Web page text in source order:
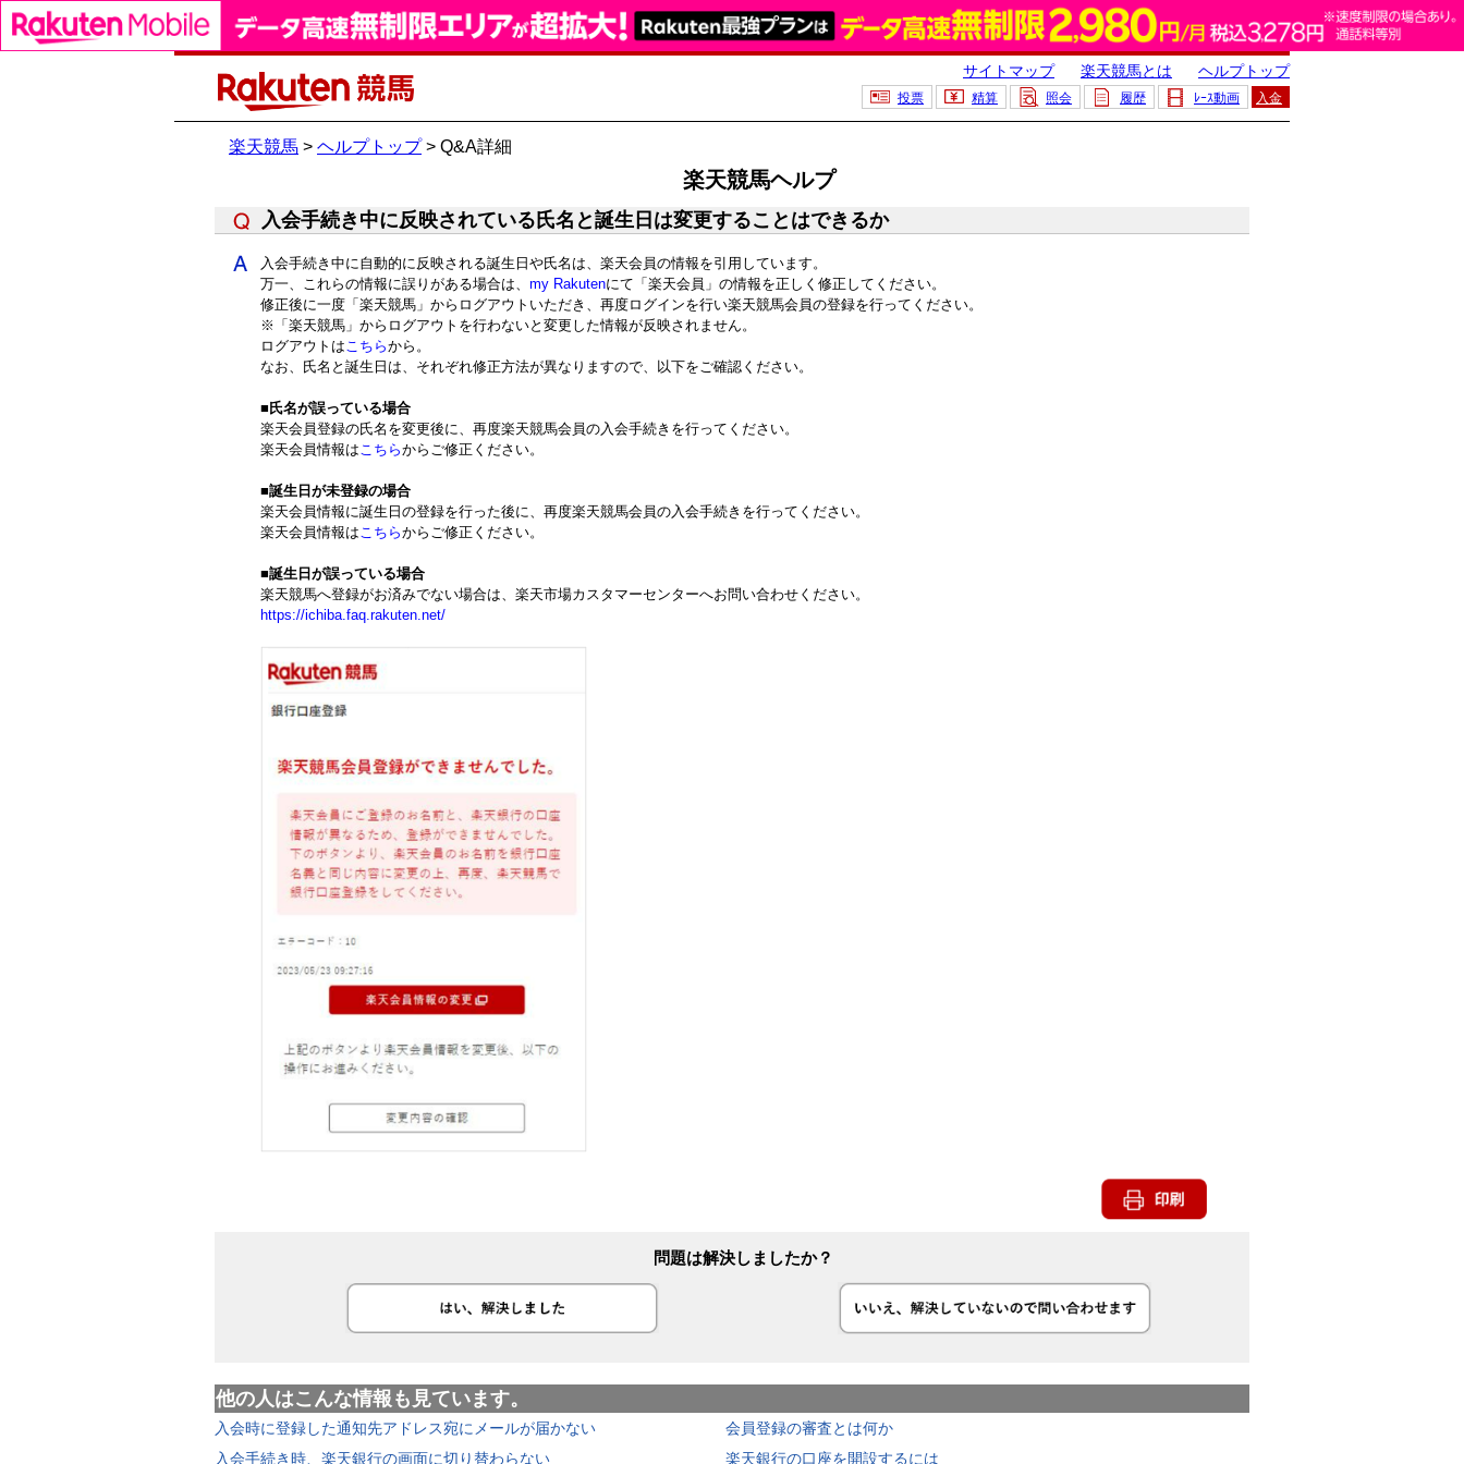
サイトマップ 楽天競馬とは ヘルプトップ
投票 精算 照会 履歴 ﾚｰｽ動画 入金
楽天競馬 > ヘルプトップ> Q&A詳細
楽天競馬ヘルプ
入会手続き中に反映されている氏名と誕生日は変更することはできるか
入会手続き中に自動的に反映される誕生日や氏名は、楽天会員の情報を引用しています。
万一、これらの情報に誤りがある場合は、 my Rakutenにて「楽天会員」の情報を正しく修正してください。
修正後に一度「楽天競馬」からログアウトいただき、再度ログインを行い楽天競馬会員の登録を行ってください。
※「楽天競馬」からログアウトを行わないと変更した情報が反映されません。
ログアウトは こちらから。
なお、氏名と誕生日は、それぞれ修正方法が異なりますので、以下をご確認ください。
■氏名が誤っている場合
楽天会員登録の氏名を変更後に、再度楽天競馬会員の入会手続きを行ってください。
楽天会員情報は こちらからご修正ください。
■誕生日が未登録の場合
楽天会員情報に誕生日の登録を行った後に、再度楽天競馬会員の入会手続きを行ってください。
楽天会員情報は こちらからご修正ください。
■誕生日が誤っている場合
楽天競馬へ登録がお済みでない場合は、楽天市場カスタマーセンターへお問い合わせください。
https://ichiba.faq.rakuten.net/
問題は解決しましたか？
他の人はこんな情報も見ています。
入会時に登録した通知先アドレス宛にメールが届かない
会員登録の審査とは何か
入会手続き時、楽天銀行の画面に切り替わらない
楽天銀行の口座を開設するには